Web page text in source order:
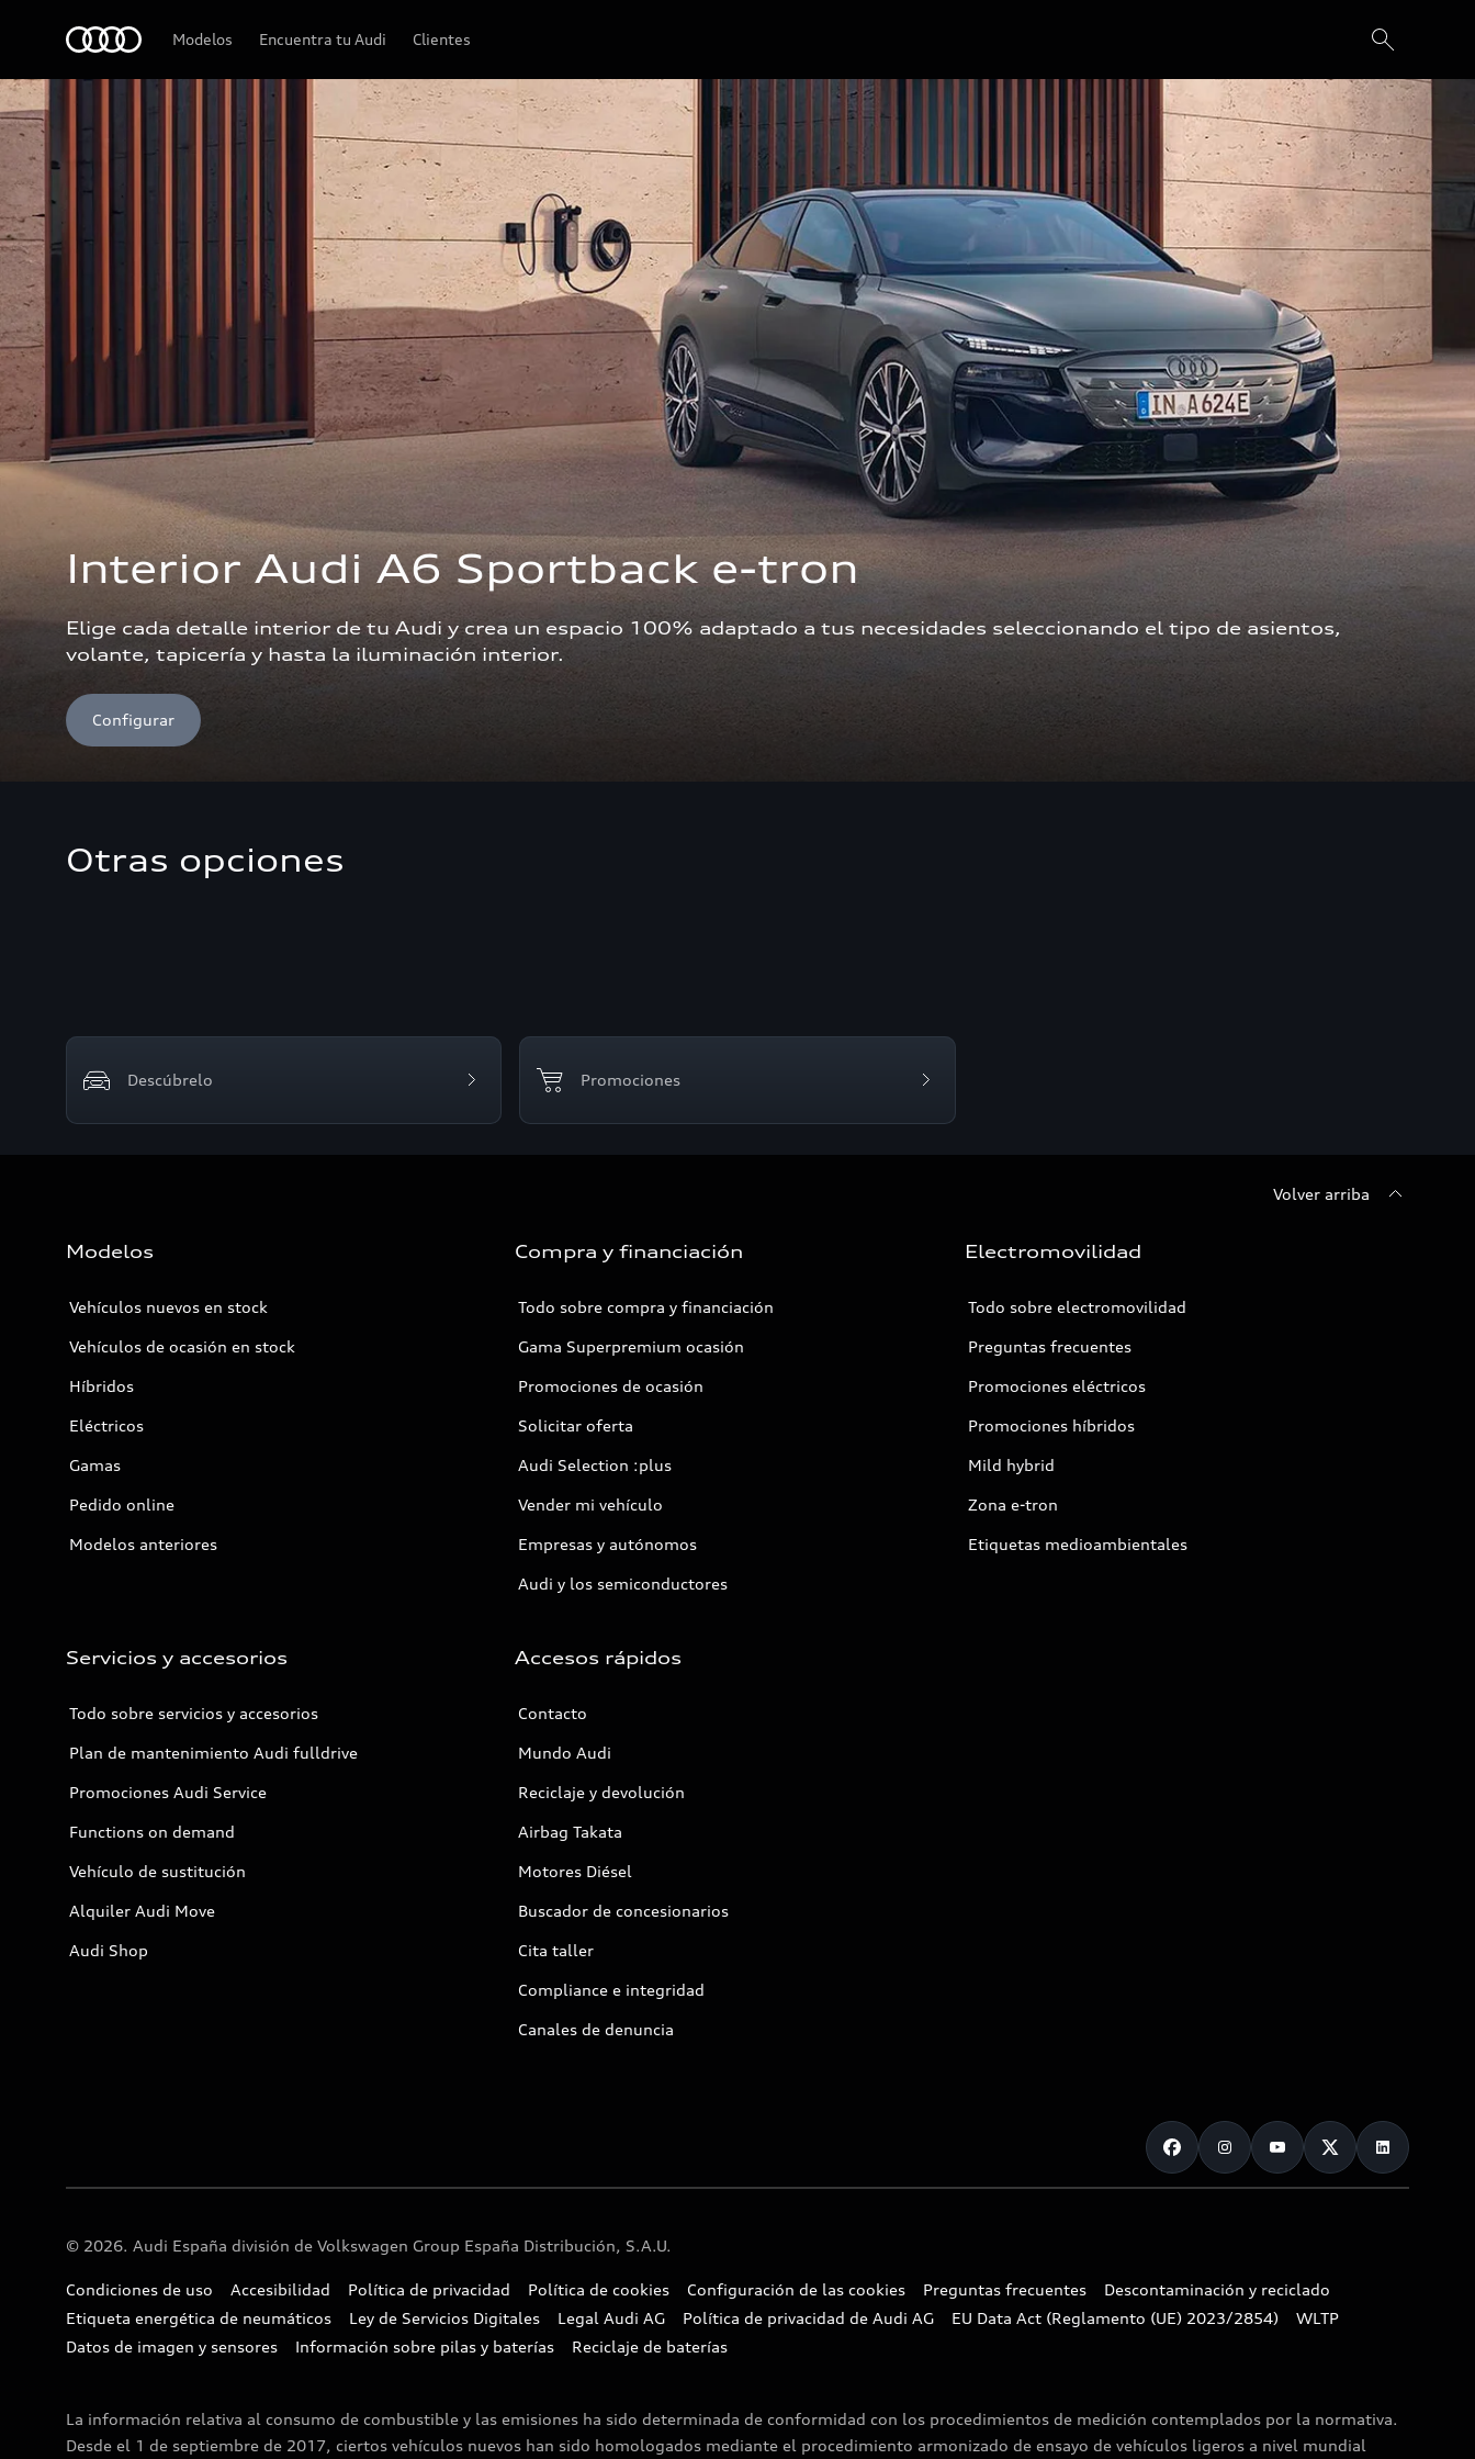
Modelos Encuentra tu Audi Clientes
Interior Audi A6 Sportback e-tron
Elige cada detalle interior de tu Audi y crea un espacio 100% adaptado a tus necesidades seleccionando el tipo de asientos,
volante, tapicería y hasta la iluminación interior.
Configurar
Otras opciones
Descúbrelo Promociones
Volver arriba
Modelos
Vehículos nuevos en stock
Vehículos de ocasión en stock
Híbridos
Eléctricos
Gamas
Pedido online
Modelos anteriores
Compra y financiación
Todo sobre compra y financiación
Gama Superpremium ocasión
Promociones de ocasión
Solicitar oferta
Audi Selection :plus
Vender mi vehículo
Empresas y autónomos
Audi y los semiconductores
Electromovilidad
Todo sobre electromovilidad
Preguntas frecuentes
Promociones eléctricos
Promociones híbridos
Mild hybrid
Zona e-tron
Etiquetas medioambientales
Servicios y accesorios
Todo sobre servicios y accesorios
Plan de mantenimiento Audi fulldrive
Promociones Audi Service
Functions on demand
Vehículo de sustitución
Alquiler Audi Move
Audi Shop
Accesos rápidos
Contacto
Mundo Audi
Reciclaje y devolución
Airbag Takata
Motores Diésel
Buscador de concesionarios
Cita taller
Compliance e integridad
Canales de denuncia
© 2026. Audi España división de Volkswagen Group España Distribución, S.A.U.
Condiciones de uso Accesibilidad Política de privacidad Política de cookies Configuración de las cookies Preguntas frecuentes
Descontaminación y reciclado
Etiqueta energética de neumáticos
Ley de Servicios Digitales Legal Audi AG Política de privacidad de Audi AG EU Data Act (Reglamento (UE) 2023/2854)
WLTP
Datos de imagen y sensores
Información sobre pilas y baterías Reciclaje de baterías
La información relativa al consumo de combustible y las emisiones ha sido determinada de conformidad con los procedimientos de medición contemplados por la normativa.
Desde el 1 de septiembre de 2017, ciertos vehículos nuevos han sido homologados mediante el procedimiento armonizado de ensayo de vehículos ligeros a nivel mundial